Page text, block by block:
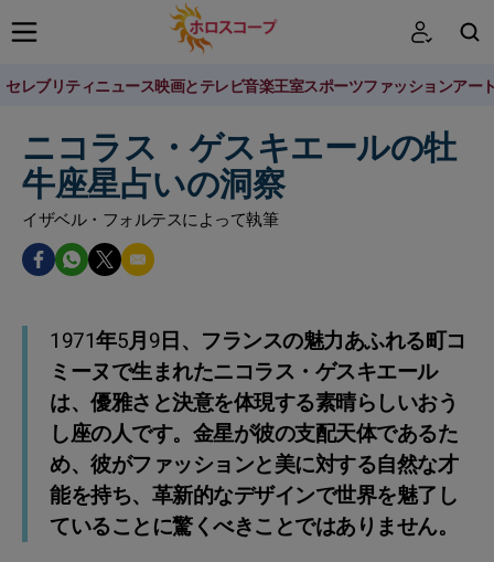
セレブリティニュース映画とテレビ音楽王室スポーツファッションアー
ニコラス・ゲスキエールの牡
牛座星占いの洞察
イザベル・フォルテスによって執筆
1971年5月9日、フランスの魅力あふれる町コ
ミーヌで生まれたニコラス・ゲスキエール
は、優雅さと決意を体現する素晴らしいおう
し座の人です。金星が彼の支配天体であるた
め、彼がファッションと美に対する自然な才
能を持ち、革新的なデザインで世界を魅了し
ていることに驚くべきことではありません。